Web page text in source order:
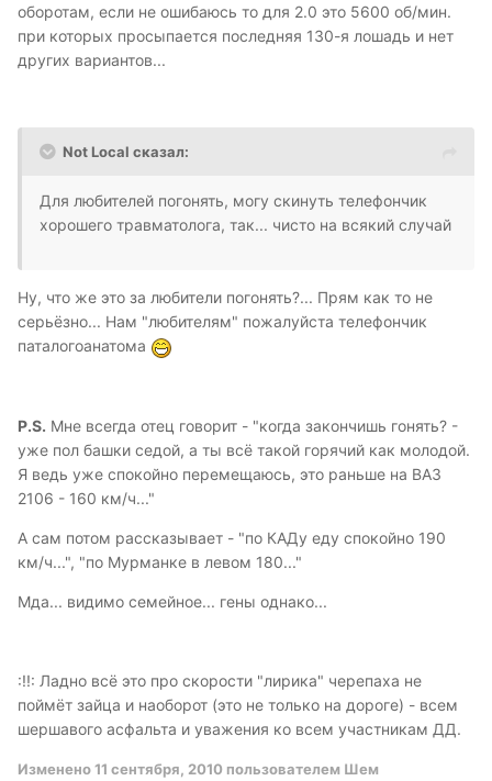
оборотам, если не ошибаюсь то для 2.0 это 5600 об/мин.
при которых просыпается последняя 130-я лошадь и нет
других вариантов...
Not Local сказал:
Для любителей погонять, могу скинуть телефончик
хорошего травматолога, так... чисто на всякий случай
Ну, что же это за любители погонять?... Прям как то не
серьёзно... Нам "любителям" пожалуйста телефончик
паталогоанатома
P.S. Мне всегда отец говорит - "когда закончишь гонять? -
уже пол башки седой, а ты всё такой горячий как молодой.
Я ведь уже спокойно перемещаюсь, это раньше на ВАЗ
2106 - 160 км/ч..."
А сам потом рассказывает - "по КАДу еду спокойно 190
км/ч...", "по Мурманке в левом 180..."
Мда... видимо семейное... гены однако...
:!!: Ладно всё это про скорости "лирика" черепаха не
поймёт зайца и наоборот (это не только на дороге) - всем
шершавого асфальта и уважения ко всем участникам ДД.
Изменено11 сентября, 2010 пользователем Шем